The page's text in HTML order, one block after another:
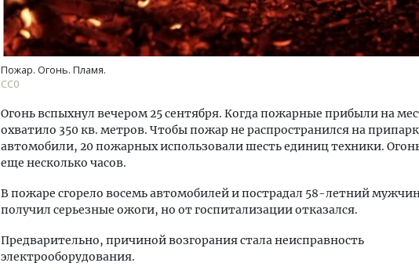
Пожар. Огонь. Пламя.
СС0
Огонь вспыхнул вечером 25 сентября. Когда пожарные прибыли на
охватило 350 кв. метров. Чтобы пожар не распространился на
автомобили, 20 пожарных использовали шесть единиц техники.
еще несколько часов.
В пожаре сгорело восемь автомобилей и пострадал 58-летний
получил серьезные ожоги, но от госпитализации отказался.
Предварительно, причиной возгорания стала неисправность
электрооборудования.
Ищем новые берега. Гендиректор
«Жилищной инициативы» Юрий
оставаться на плаву, когда рынок
СТРОИТЕЛЬСТВО
Архитектурный код
земли. Мощение